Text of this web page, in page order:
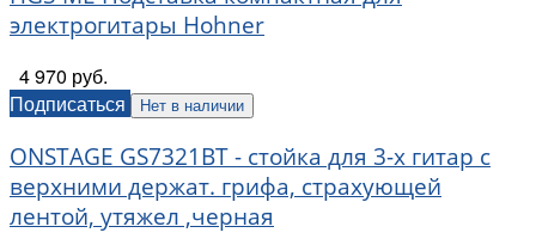
электрогитары Hohner
4 970 руб.
Подписаться
Нет в наличии
ONSTAGE GS7321BT - стойка для 3-х гитар с
верхними держат. грифа, страхующей
лентой, утяжел ,черная